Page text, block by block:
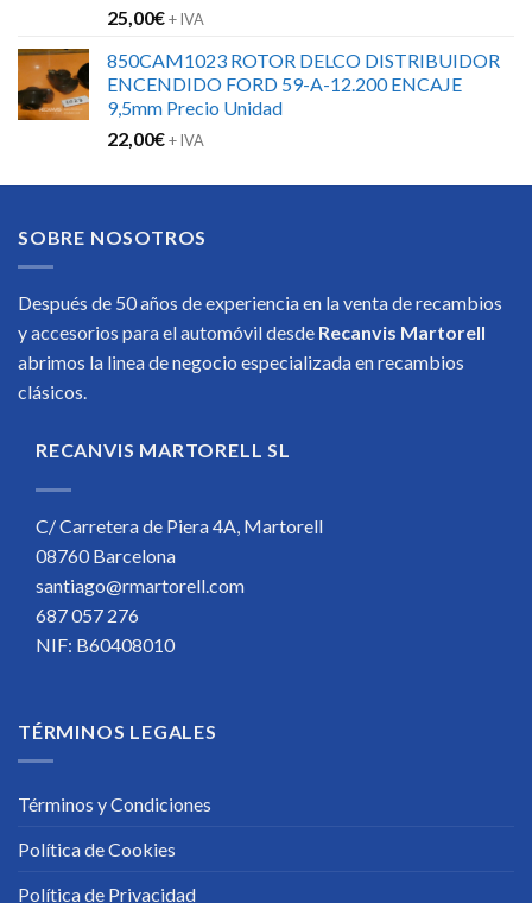
25,00€+ IVA
850CAM1023 ROTOR DELCO DISTRIBUIDOR
ENCENDIDO FORD 59-A-12.200 ENCAJE
9,5mm Precio Unidad
22,00€+ IVA
SOBRE NOSOTROS
Después de 50 años de experiencia en la venta de recambios
y accesorios para el automóvil desde Recanvis Martorell
abrimos la linea de negocio especializada en recambios
clásicos.
RECANVIS MARTORELL SL
C/ Carretera de Piera 4A, Martorell
08760 Barcelona
santiago@rmartorell.com
687 057 276
NIF: B60408010
TÉRMINOS LEGALES
Términos y Condiciones
Política de Cookies
Política de Privacidad